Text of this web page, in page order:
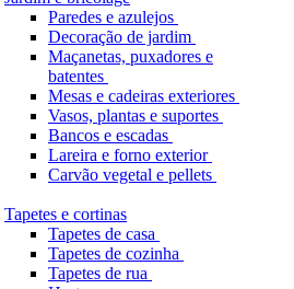
Paredes e azulejos
Decoração de jardim
Maçanetas, puxadores e
batentes
Mesas e cadeiras exteriores
Vasos, plantas e suportes
Bancos e escadas
Lareira e forno exterior
Carvão vegetal e pellets
Tapetes e cortinas
Tapetes de casa
Tapetes de cozinha
Tapetes de rua